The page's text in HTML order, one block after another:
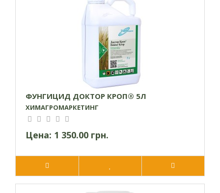
ФУНГИЦИД ДОКТОР КРОП® 5Л
ХИМАГРОМАРКЕТИНГ
Цена: 1 350.00 грн.